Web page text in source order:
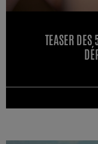
TEASER